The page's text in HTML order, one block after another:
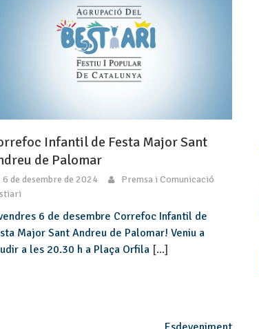
Infantil de Festa Major Sant
de Palomar
6 de desembre de 2024
Premsa i Comunicació
6 de desembre Correfoc Infantil de
Major Sant Andreu de Palomar! Veniu a
a les 20.30 h a Plaça Orfila [...]